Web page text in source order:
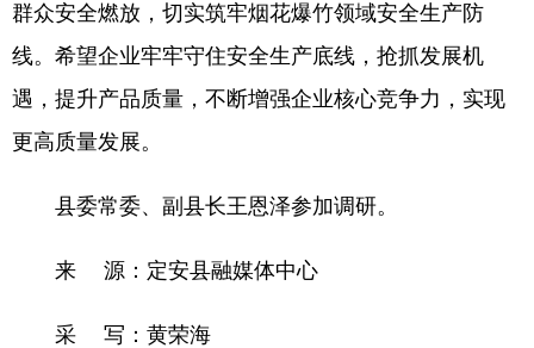
群众安全燃放，切实筑牢烟花爆竹领域安全生产防
线。希望企业牢牢守住安全生产底线，抢抓发展机
遇，提升产品质量，不断增强企业核心竞争力，实现
更高质量发展。
县委常委、副县长王恩泽参加调研。
来 源：定安县融媒体中心
采 写：黄荣海